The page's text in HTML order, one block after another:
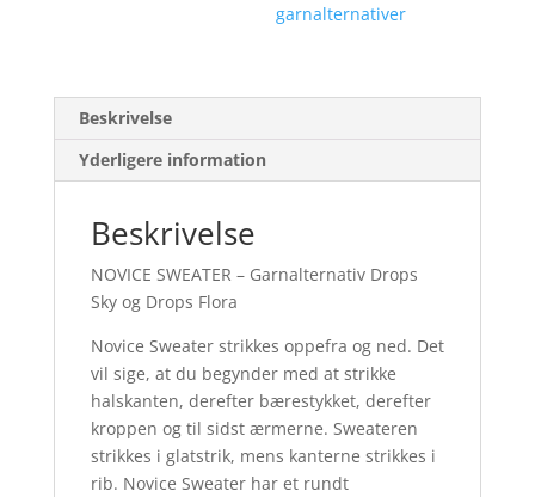
Flora
garnalternativer
Beskrivelse
Yderligere information
Beskrivelse
NOVICE SWEATER – Garnalternativ Drops
Sky og Drops Flora
Novice Sweater strikkes oppefra og ned. Det
vil sige, at du begynder med at strikke
halskanten, derefter bærestykket, derefter
kroppen og til sidst ærmerne. Sweateren
strikkes i glatstrik, mens kanterne strikkes i
rib. Novice Sweater har et rundt